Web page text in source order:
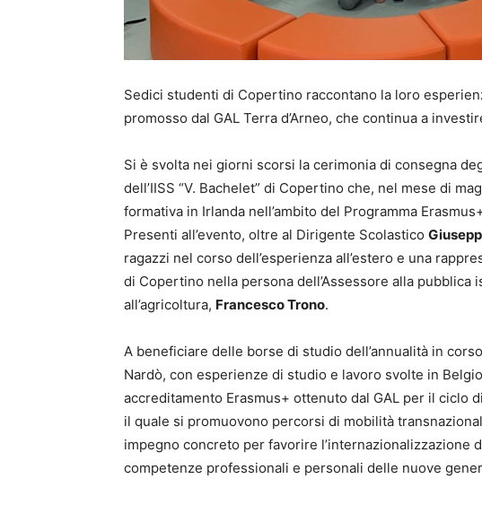
Sedici studenti di Copertino raccontano la loro
promosso dal GAL Terra d’Arneo, che continua a
Si è svolta nei giorni scorsi la cerimonia di consegna
dell’IISS “V. Bachelet” di Copertino che, nel mese di
formativa in Irlanda nell’ambito del Programma
Presenti all’evento, oltre al Dirigente Scolastico
ragazzi nel corso dell’esperienza all’estero e una
di Copertino nella persona dell’Assessore alla pubblica
all’agricoltura, Francesco Trono.
A beneficiare delle borse di studio dell’annualità in
Nardò, con esperienze di studio e lavoro svolte in
accreditamento Erasmus+ ottenuto dal GAL per il ciclo
il quale si promuovono percorsi di mobilità
impegno concreto per favorire l’internazionalizzazione
competenze professionali e personali delle nuove